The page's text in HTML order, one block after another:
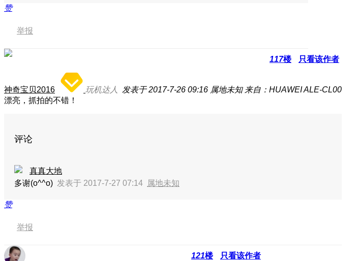
赞
举报
117楼 只看该作者
神奇宝贝2016 玩机达人 发表于 2017-7-26 09:16 属地未知 来自：HUAWEI ALE-CL00
漂亮，抓拍的不错！
评论
真真大地
多谢(o^^o) 发表于 2017-7-27 07:14 属地未知
赞
举报
121楼 只看该作者